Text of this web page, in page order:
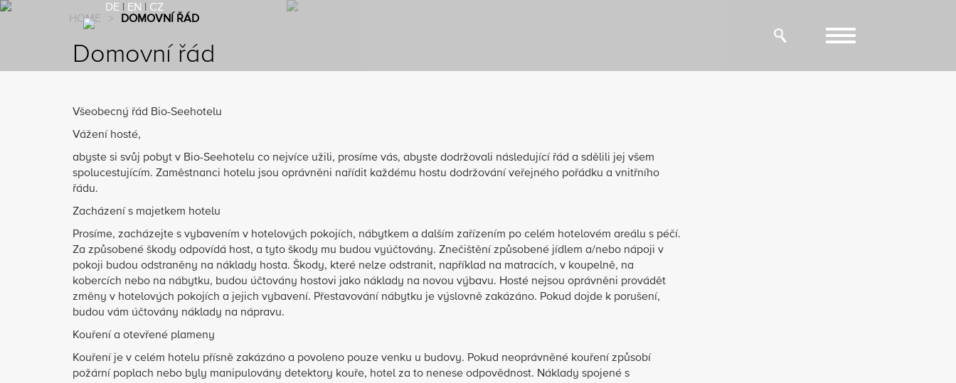
DE EN CZ
Toggle
HOME > DOMOVNÍ ŘÁD
Domovní řád
Všeobecný řád Bio-Seehotelu
Vážení hosté,
abyste si svůj pobyt v Bio-Seehotelu co nejvíce užili, prosíme vás, abyste dodržovali následující řád a sdělili jej všem
spolucestujícím. Zaměstnanci hotelu jsou oprávněni nařídit každému hostu dodržování veřejného pořádku a vnitřního
řádu.
Zacházení s majetkem hotelu
Prosíme, zacházejte s vybavením v hotelových pokojích, nábytkem a dalším zařízením po celém hotelovém areálu s péčí.
Za způsobené škody odpovídá host, a tyto škody mu budou vyúčtovány. Znečištění způsobené jídlem a/nebo nápoji v
pokoji budou odstraněny na náklady hosta. Škody, které nelze odstranit, například na matracích, v koupelně, na
kobercích nebo na nábytku, budou účtovány hostovi jako náklady na novou výbavu. Hosté nejsou oprávněni provádět
změny v hotelových pokojích a jejich vybavení. Přestavování nábytku je výslovně zakázáno. Pokud dojde k porušení,
budou vám účtovány náklady na nápravu.
Kouření a otevřené plameny
Kouření je v celém hotelu přísně zakázáno a povoleno pouze venku u budovy. Pokud neoprávněné kouření způsobí
požární poplach nebo byly manipulovány detektory kouře, hotel za to nenese odpovědnost. Náklady spojené s